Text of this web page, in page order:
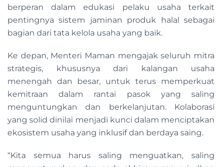
berperan dalam edukasi pelaku usaha terkait
pentingnya sistem jaminan produk halal sebagai
bagian dari tata kelola usaha yang baik.
Ke depan, Menteri Maman mengajak seluruh mitra
strategis, khususnya dari kalangan usaha
menengah dan besar, untuk terus memperkuat
kemitraan dalam rantai pasok yang saling
menguntungkan dan berkelanjutan. Kolaborasi
yang solid dinilai menjadi kunci dalam menciptakan
ekosistem usaha yang inklusif dan berdaya saing.
“Kita semua harus saling menguatkan, saling